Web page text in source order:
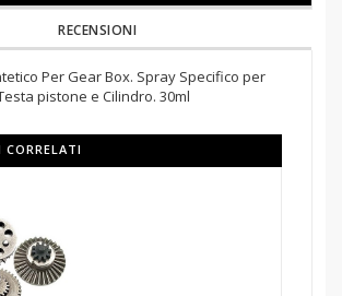
RECENSIONI
Per Gear Box. Spray Specifico per
pistone e Cilindro. 30ml